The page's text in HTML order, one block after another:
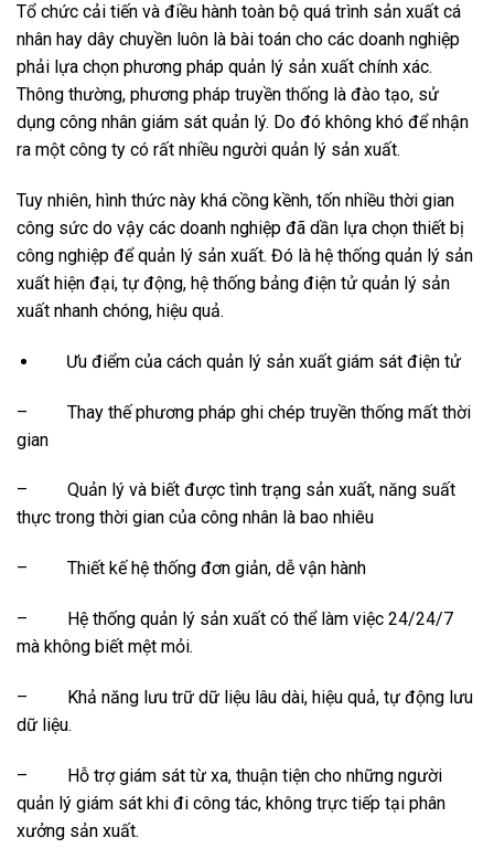
Tổ chức cải tiến và điều hành toàn bộ quá trình sản xuất cá
nhân hay dây chuyền luôn là bài toán cho các doanh nghiệp
phải lựa chọn phương pháp quản lý sản xuất chính xác.
Thông thường, phương pháp truyền thống là đào tạo, sử
dụng công nhân giám sát quản lý. Do đó không khó để nhận
ra một công ty có rất nhiều người quản lý sản xuất.
Tuy nhiên, hình thức này khá cồng kềnh, tốn nhiều thời gian
công sức do vậy các doanh nghiệp đã dần lựa chọn thiết bị
công nghiệp để quản lý sản xuất. Đó là hệ thống quản lý sản
xuất hiện đại, tự động, hệ thống bảng điện tử quản lý sản
xuất nhanh chóng, hiệu quả.
Ưu điểm của cách quản lý sản xuất giám sát điện tử
–
Thay thế phương pháp ghi chép truyền thống mất thời
gian
–
Quản lý và biết được tình trạng sản xuất, năng suất
thực trong thời gian của công nhân là bao nhiêu
– Thiết kế hệ thống đơn giản, dễ vận hành
–
Hệ thống quản lý sản xuất có thể làm việc 24/24/7
mà không biết mệt mỏi.
–
Khả năng lưu trữ dữ liệu lâu dài, hiệu quả, tự động lưu
dữ liệu.
–
Hỗ trợ giám sát từ xa, thuận tiện cho những người
quản lý giám sát khi đi công tác, không trực tiếp tại phân
xưởng sản xuất.